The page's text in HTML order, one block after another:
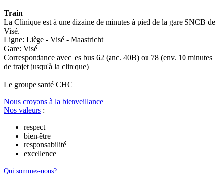
Train
La Clinique est à une dizaine de minutes à pied de la gare SNCB de
Visé.
Ligne: Liège - Visé - Maastricht
Gare: Visé
Correspondance avec les bus 62 (anc. 40B) ou 78 (env. 10 minutes
de trajet jusqu'à la clinique)
Le groupe santé CHC
Nous croyons à la bienveillance
Nos valeurs :
respect
bien-être
responsabilité
excellence
Qui sommes-nous?